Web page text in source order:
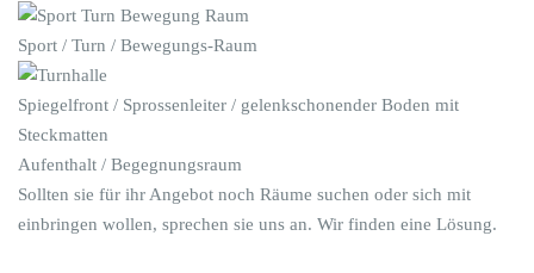
Sport / Turn / Bewegungs-Raum
Spiegelfront / Sprossenleiter / gelenkschonender Boden mit
Steckmatten
Aufenthalt / Begegnungsraum
Sollten sie für ihr Angebot noch Räume suchen oder sich mit
einbringen wollen, sprechen sie uns an. Wir finden eine Lösung.